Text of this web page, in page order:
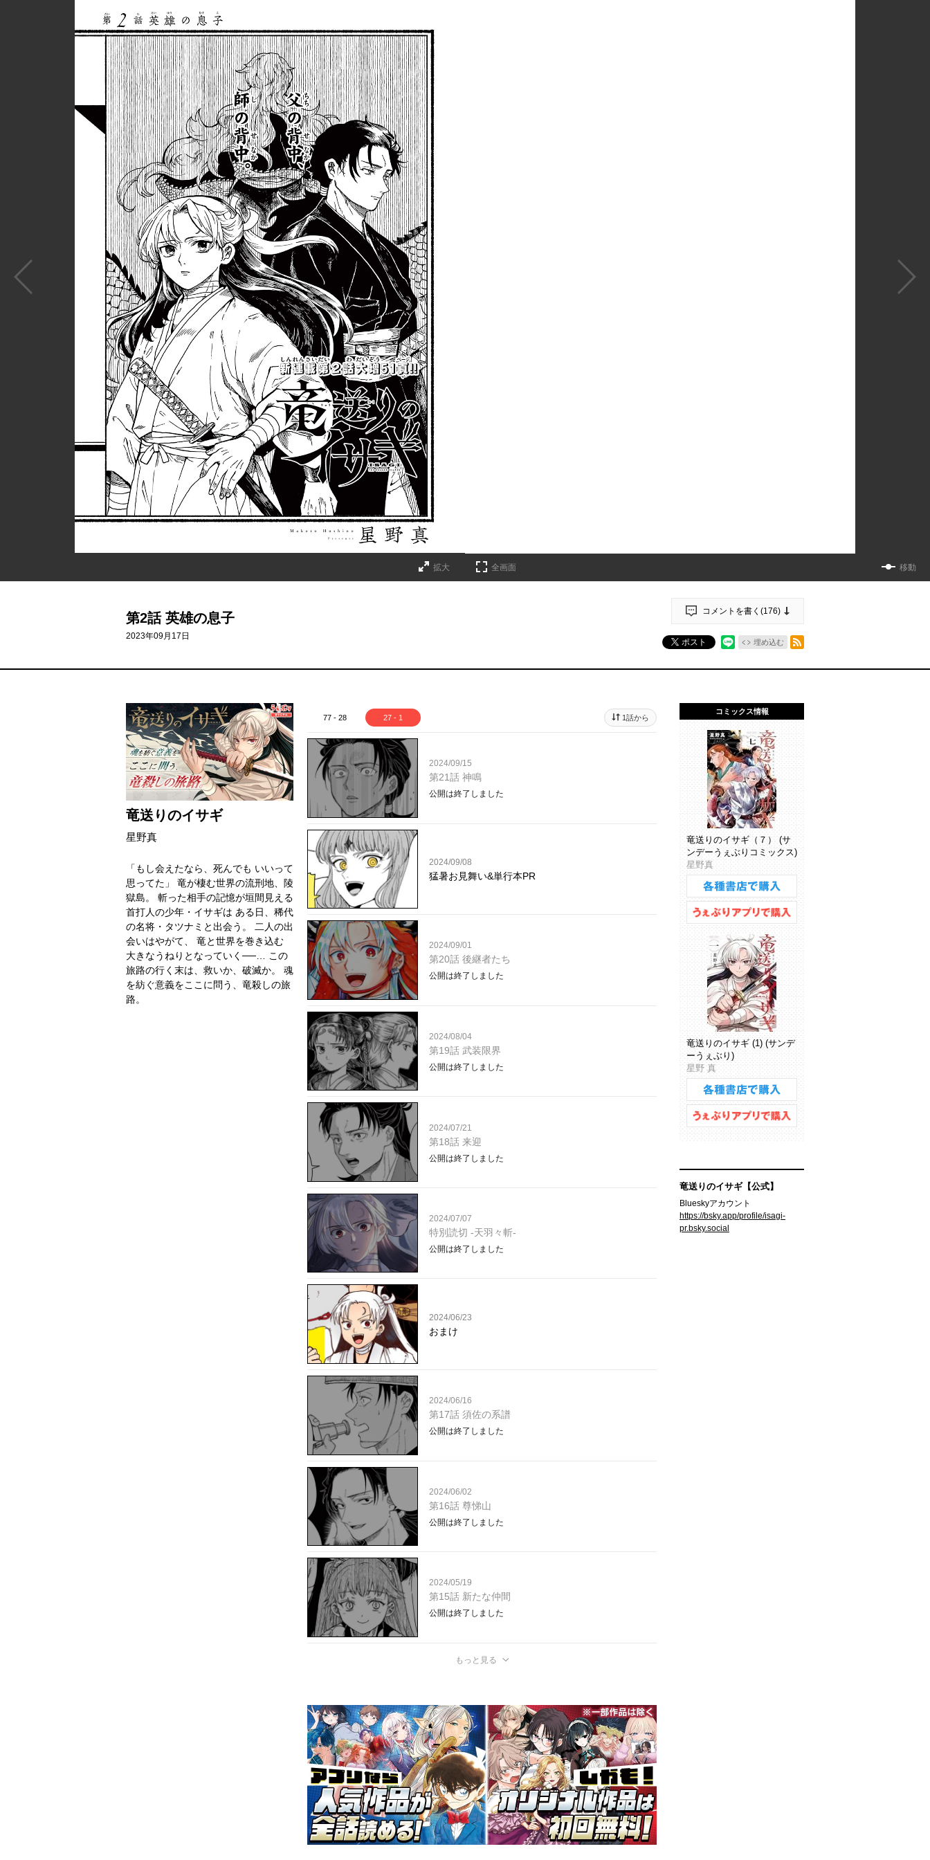
拡大 全画面 移動
第2話 英雄の息子
2023年09月17日
コメントを書く(176)
ポスト 埋め込む
竜送りのイサギ
星野真
「もし会えたなら、死んでも いいって
思ってた」 竜が棲む世界の流刑地、陵
獄島。 斬った相手の記憶が垣間見える
首打人の少年・イサギは ある日、稀代
の名将・タツナミと出会う。 二人の出
会いはやがて、 竜と世界を巻き込む
大きなうねりとなっていく──… この
旅路の行く末は、救いか、破滅か。 魂
を紡ぐ意義をここに問う、竜殺しの旅
路。
77 - 28 27 - 1 1話から
2024/09/15
第21話 神鳴
公開は終了しました
2024/09/08
猛暑お見舞い&単行本PR
2024/09/01
第20話 後継者たち
公開は終了しました
2024/08/04
第19話 武装限界
公開は終了しました
2024/07/21
第18話 来迎
公開は終了しました
2024/07/07
特別読切 -天羽々斬-
公開は終了しました
2024/06/23
おまけ
2024/06/16
第17話 須佐の系譜
公開は終了しました
2024/06/02
第16話 尊悌山
公開は終了しました
2024/05/19
第15話 新たな仲間
公開は終了しました
もっと見る
コミックス情報
竜送りのイサギ（７） (サ
ンデーうぇぶりコミックス)
星野真
竜送りのイサギ (1) (サンデ
ーうぇぶり)
星野 真
竜送りのイサギ【公式】
Blueskyアカウント
https://bsky.app/profile/isagi-
pr.bsky.social